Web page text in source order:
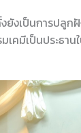
งเป็นการปลูก
คมีเป็นประธาน